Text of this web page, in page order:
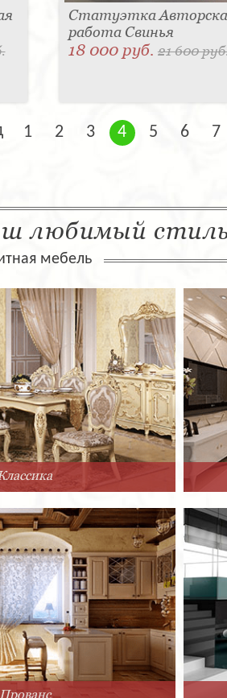
Статуэтка
работа Свинья
18 000 руб. 21 600
1 2 3 4 5 6 7
любимый
мебель
Прованс